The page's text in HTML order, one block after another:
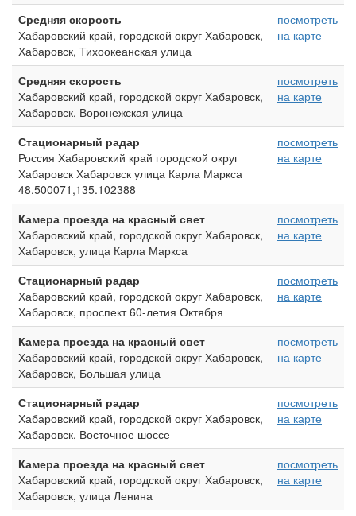
Средняя скорость
Хабаровский край, городской округ Хабаровск,
Хабаровск, Тихоокеанская улица
посмотреть
на карте
Средняя скорость
Хабаровский край, городской округ Хабаровск,
Хабаровск, Воронежская улица
посмотреть
на карте
Стационарный радар
Россия Хабаровский край городской округ
Хабаровск Хабаровск улица Карла Маркса
48.500071,135.102388
посмотреть
на карте
Камера проезда на красный свет
Хабаровский край, городской округ Хабаровск,
Хабаровск, улица Карла Маркса
посмотреть
на карте
Стационарный радар
Хабаровский край, городской округ Хабаровск,
Хабаровск, проспект 60-летия Октября
посмотреть
на карте
Камера проезда на красный свет
Хабаровский край, городской округ Хабаровск,
Хабаровск, Большая улица
посмотреть
на карте
Стационарный радар
Хабаровский край, городской округ Хабаровск,
Хабаровск, Восточное шоссе
посмотреть
на карте
Камера проезда на красный свет
Хабаровский край, городской округ Хабаровск,
Хабаровск, улица Ленина
посмотреть
на карте